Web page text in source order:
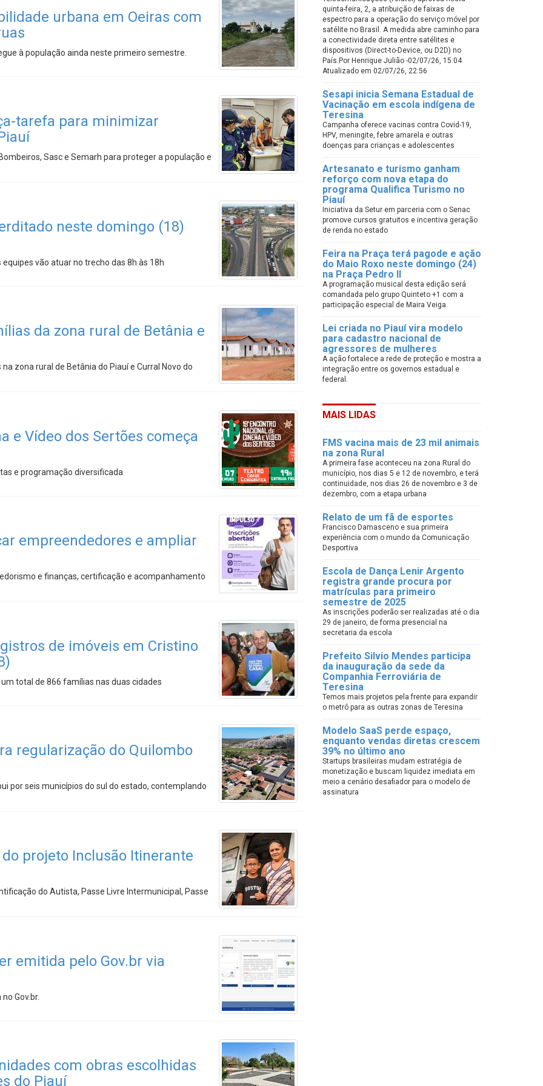
urbana em Oeiras com
à população ainda neste primeiro semestre.
tarefa para minimizar
Sasc e Semarh para proteger a população e
neste domingo (18)
vão atuar no trecho das 8h às 18h
da zona rural de Betânia e
zona rural de Betânia do Piauí e Curral Novo do
e Vídeo dos Sertões começa
e programação diversificada
empreendedores e ampliar
e finanças, certificação e acompanhamento
de imóveis em Cristino
total de 866 famílias nas duas cidades
regularização do Quilombo
por seis municípios do sul do estado, contemplando
projeto Inclusão Itinerante
do Autista, Passe Livre Intermunicipal, Passe
emitida pelo Gov.br via
Gov.br.
com obras escolhidas
do Piauí
quinta-feira, 2, a atribuição de faixas de
espectro para a operação do serviço móvel por
satélite no Brasil. A medida abre caminho para
a conectividade direta entre satélites e
dispositivos (Direct-to-Device, ou D2D) no
País.Por Henrique Julião -02/07/26, 15:04
Atualizado em 02/07/26, 22:56
Sesapi inicia Semana Estadual de
Vacinação em escola indígena de
Teresina
Campanha oferece vacinas contra Covid-19,
HPV, meningite, febre amarela e outras
doenças para crianças e adolescentes
Artesanato e turismo ganham
reforço com nova etapa do
programa Qualifica Turismo no
Piauí
Iniciativa da Setur em parceria com o Senac
promove cursos gratuitos e incentiva geração
de renda no estado
Feira na Praça terá pagode e ação
do Maio Roxo neste domingo (24)
na Praça Pedro II
A programação musical desta edição será
comandada pelo grupo Quinteto +1 com a
participação especial de Maira Veiga.
Lei criada no Piauí vira modelo
para cadastro nacional de
agressores de mulheres
A ação fortalece a rede de proteção e mostra a
integração entre os governos estadual e
federal.
MAIS LIDAS
FMS vacina mais de 23 mil animais
na zona Rural
A primeira fase aconteceu na zona Rural do
município, nos dias 5 e 12 de novembro, e terá
continuidade, nos dias 26 de novembro e 3 de
dezembro, com a etapa urbana
Relato de um fã de esportes
Francisco Damasceno e sua primeira
experiência com o mundo da Comunicação
Desportiva
Escola de Dança Lenir Argento
registra grande procura por
matrículas para primeiro
semestre de 2025
As inscrições poderão ser realizadas até o dia
29 de janeiro, de forma presencial na
secretaria da escola
Prefeito Silvio Mendes participa
da inauguração da sede da
Companhia Ferroviária de
Teresina
Temos mais projetos pela frente para expandir
o metrô para as outras zonas de Teresina
Modelo SaaS perde espaço,
enquanto vendas diretas crescem
39% no último ano
Startups brasileiras mudam estratégia de
monetização e buscam liquidez imediata em
meio a cenário desafiador para o modelo de
assinatura